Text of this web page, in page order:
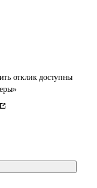
отклик доступны